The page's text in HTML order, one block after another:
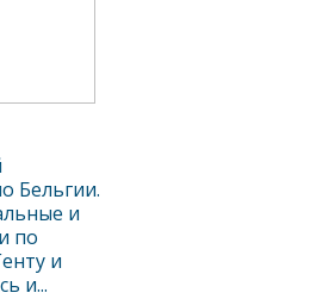
Бельгии.
и
по
и
и...